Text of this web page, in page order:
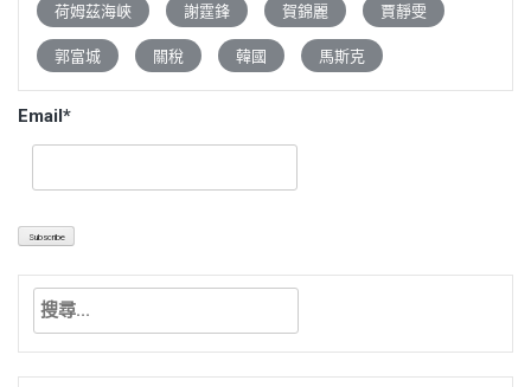
荷姆茲海峽 謝霆鋒 賀錦麗 賈靜雯
郭富城 關稅 韓國 馬斯克
Email*
搜
關